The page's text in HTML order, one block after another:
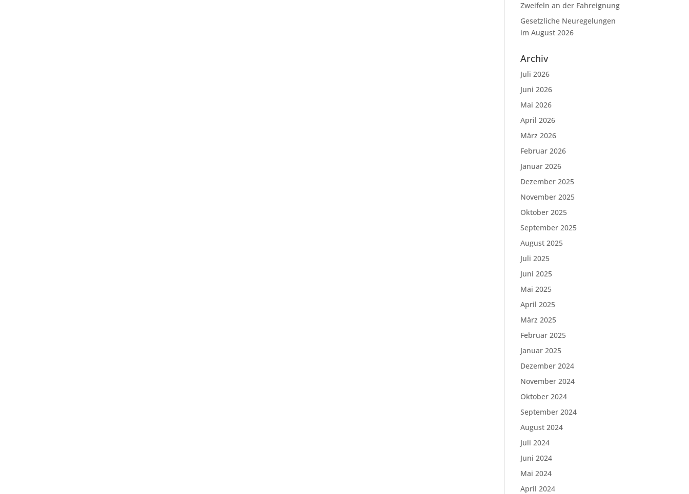
Zweifeln an der Fahreignung
Gesetzliche Neuregelungen
im August 2026
Archiv
Juli 2026
Juni 2026
Mai 2026
April 2026
März 2026
Februar 2026
Januar 2026
Dezember 2025
November 2025
Oktober 2025
September 2025
August 2025
Juli 2025
Juni 2025
Mai 2025
April 2025
März 2025
Februar 2025
Januar 2025
Dezember 2024
November 2024
Oktober 2024
September 2024
August 2024
Juli 2024
Juni 2024
Mai 2024
April 2024